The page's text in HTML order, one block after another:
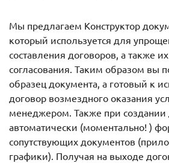
Мы предлагаем Конструктор
который используется для
составления договоров, а также
согласования. Таким образом вы
образец документа, а готовый к
договор возмездного оказания
менеджером. Также при создании
автоматически (моментально! )
сопутствующих документов
графики). Получая на выходе